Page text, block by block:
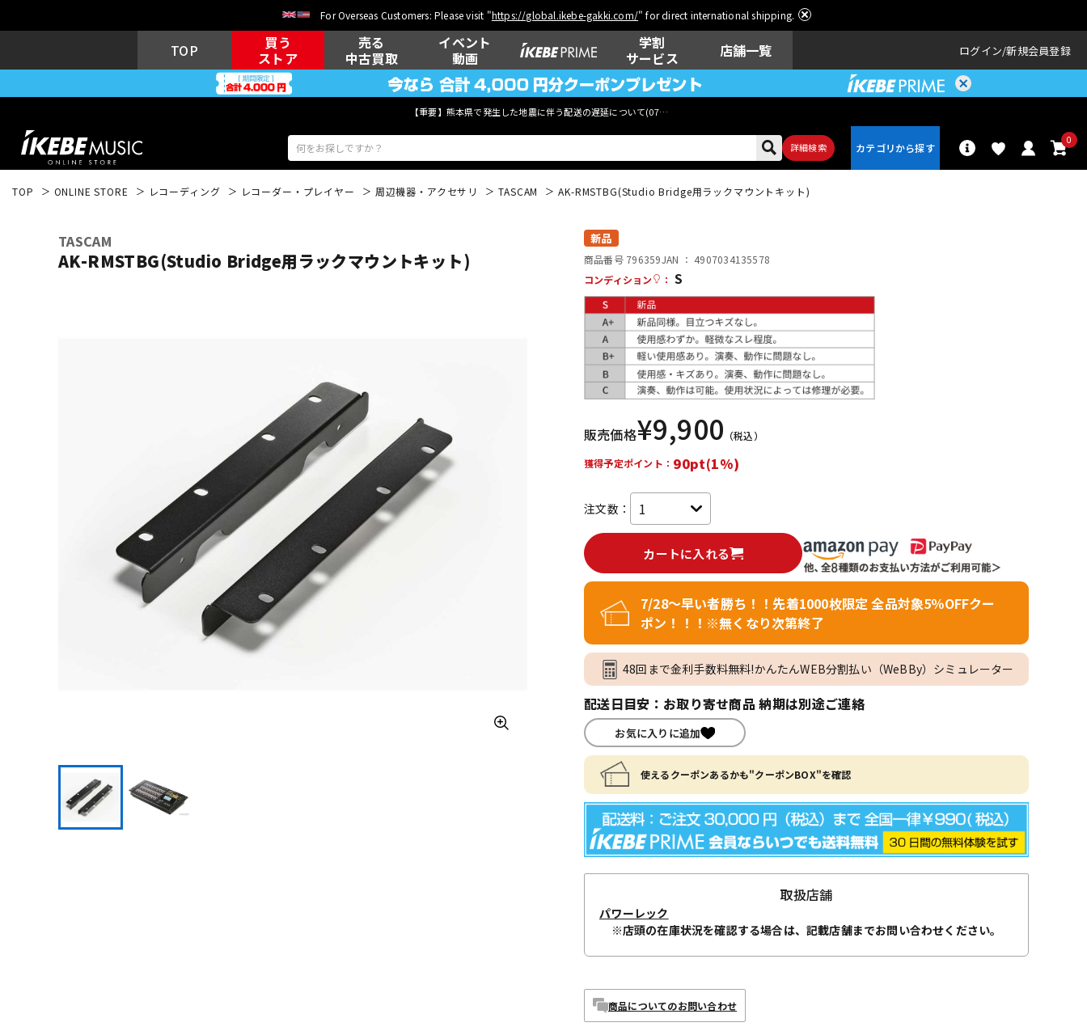
For Overseas Customers: Please visit "https://global.ikebe-gakki.com/" for direct international shipping.
TOP
買う
ストア
売る
中古買取
イベント
動画
学割
サービス
店舗一覧 ログイン 新規会員登録
【重要】熊本県で発生した地震に伴う配送の遅延について(07月29日
詳細検索
0
ウクレレ
その他楽器
レコーディン
グ機器
配信/ライブ
機器
ヴィンテージ
TOP ONLINE STORE レコーディング レコーダー・プレイヤー 周辺機器・アクセサリ TASCAM AK-RMSTBG(Studio Bridge用ラックマウントキット)
TASCAM
AK-RMSTBG(Studio Bridge用ラックマウントキット)
新品
商品番号 796359JAN ： 4907034135578
コンディション
： S
販売価格¥9,900 （税込）
獲得予定ポイント： 90pt(1%)
注文数：
カートに入れる
7/28～早い者勝ち！！先着1000枚限定 全品対象5％OFFクー
ポン！！！※無くなり次第終了
48回まで金利手数料無料!かんたんWEB分割払い（WeBBy）シミュレーター
配送日目安：お取り寄せ商品 納期は別途ご連絡
お気に入りに追加
使えるクーポンあるかも"クーポンBOX"を確認
取扱店舗
パワーレック
※店頭の在庫状況を確認する場合は、記載店舗までお問い合わせください。
商品についてのお問い合わせ